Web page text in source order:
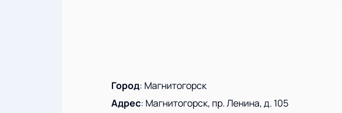
Город: Магнитогорск
Адрес: Магнитогорск, пр. Ленина, д. 105